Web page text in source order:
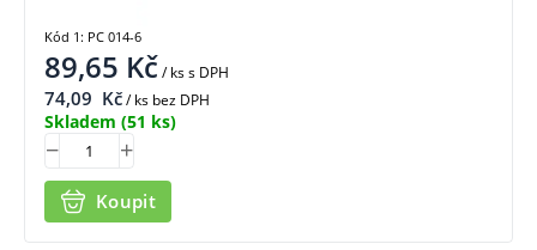
89,65 Kč/ kss DPH
74,09 Kč/ ks bez DPH
Skladem (51 ks)
Koupit
Kód 1: PC 014-6